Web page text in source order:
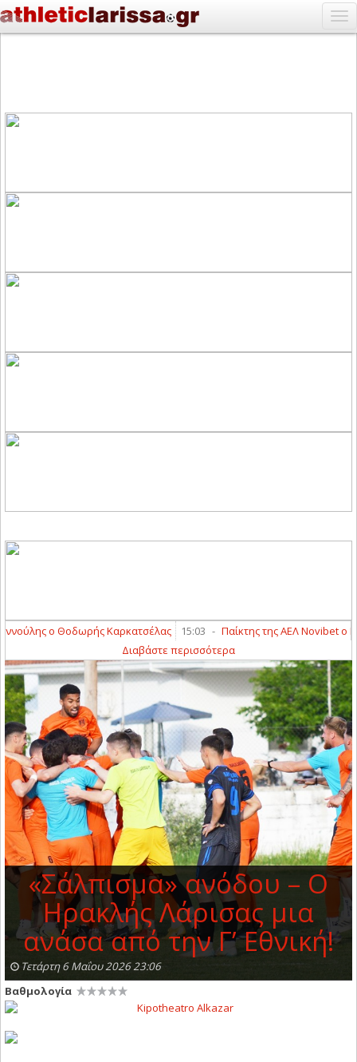
Καρκατσέλας 15:03 - Παίκτης της ΑΕΛ Novibet ο Γιώργος
Διαβάστε περισσότερα
«Σάλπισμα» ανόδου – Ο
Ηρακλής Λάρισας μια
ανάσα από την Γ’ Εθνική!
Τετάρτη 6 Μαΐου 2026 23:06
Βαθμολογία